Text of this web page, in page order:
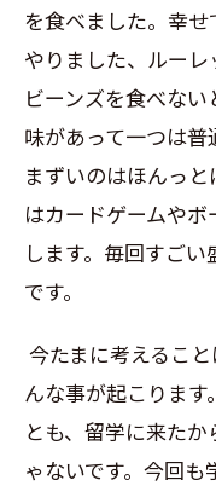
を食べました。幸
やりました、ルー
ビーンズを食べな
味があって一つは
まずいのはほんっ
はカードゲームや
します。毎回すご
です。
今たまに考えるこ
んな事が起こりま
とも、留学に来た
ゃないです。今回